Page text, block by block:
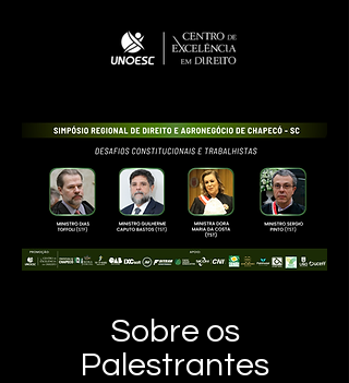
Sobre os
Palestrantes